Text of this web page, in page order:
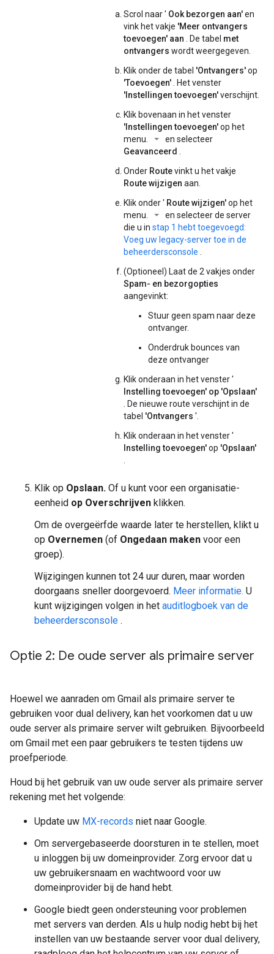
Scrol naar ' Ook bezorgen aan'en
vink het vakje 'Meer ontvangers
toevoegen' aan . De tabel met
ontvangers wordt weergegeven.
Klik onder de tabel 'Ontvangers'op
'Toevoegen' . Het venster
'Instellingen toevoegen'verschijnt.
Klik bovenaan in het venster
'Instellingen toevoegen'op het
menu.
en selecteer
Geavanceerd
Onder Routevinkt u het vakje
Route wijzigen aan.
Klik onder ' Route wijzigen'op het
menu.
en selecteer de server
die u in stap 1 hebt toegevoegd:
Voeg uw legacy-server toe in de
beheerdersconsole
(Optioneel) Laat de 2 vakjes onder
Spam- en bezorgopties
aangevinkt:
Stuur geen spam naar deze
ontvanger.
Onderdruk bounces van
deze ontvanger
Klik onderaan in het venster '
Instelling toevoegen' op 'Opslaan'
. De nieuwe route verschijnt in de
tabel 'Ontvangers '.
Klik onderaan in het venster '
Instelling toevoegen'op 'Opslaan'
Klik op Opslaan. Of u kunt voor een organisatie-
eenheid op Overschrijven klikken.
Om de overgeërfde waarde later te herstellen, klikt u
op Overnemen (of Ongedaan maken voor een
groep).
Wijzigingen kunnen tot 24 uur duren, maar worden
doorgaans sneller doorgevoerd. Meer informatie. U
kunt wijzigingen volgen in het auditlogboek van de
beheerdersconsole .
Optie 2: De oude server als primaire server
Hoewel we aanraden om Gmail als primaire server te
gebruiken voor dual delivery, kan het voorkomen dat u uw
oude server als primaire server wilt gebruiken. Bijvoorbeeld
om Gmail met een paar gebruikers te testen tijdens uw
proefperiode.
Houd bij het gebruik van uw oude server als primaire server
rekening met het volgende:
Update uw MX-records niet naar Google.
Om servergebaseerde doorsturen in te stellen, moet
u inloggen bij uw domeinprovider. Zorg ervoor dat u
uw gebruikersnaam en wachtwoord voor uw
domeinprovider bij de hand hebt.
Google biedt geen ondersteuning voor problemen
met servers van derden. Als u hulp nodig hebt bij het
instellen van uw bestaande server voor dual delivery,